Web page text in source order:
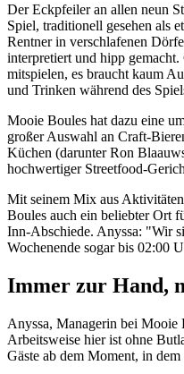
Der Eckpfeiler an allen neun
Spiel, traditionell gesehen als
Rentner in verschlafenen
interpretiert und hipp
mitspielen, es braucht kaum
und Trinken während des
Mooie Boules hat dazu eine
großer Auswahl an Craft-
Küchen (darunter Ron
hochwertiger Streetfood-
Mit seinem Mix aus
Boules auch ein beliebter Ort
Inn-Abschiede. Anyssa: "Wir
Wochenende sogar bis 02:00
Immer zur Hand,
Anyssa, Managerin bei Mooie
Arbeitsweise hier ist ohne
Gäste ab dem Moment, in